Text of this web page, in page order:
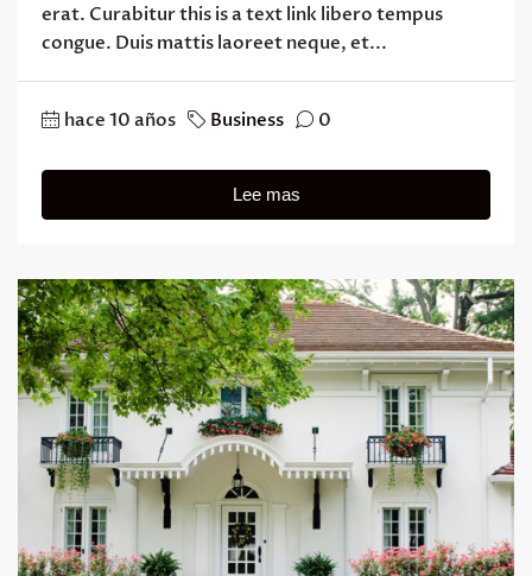
erat. Curabitur this is a text link libero tempus
congue. Duis mattis laoreet neque, et...
hace 10 años Business 0
Lee mas